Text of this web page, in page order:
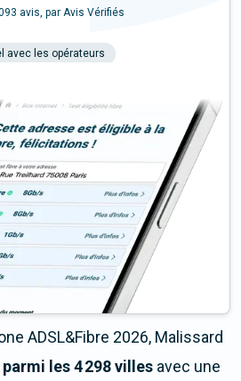
avis, par Avis Vérifiés
avec les opérateurs
ADSL&Fibre 2026, Malissard
parmi les 4 298 villes avec une